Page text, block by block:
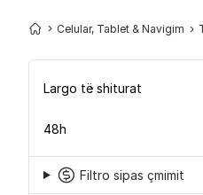
Celular, Tablet & Navigim
Largo të shiturat
48h
Filtro sipas çmimit